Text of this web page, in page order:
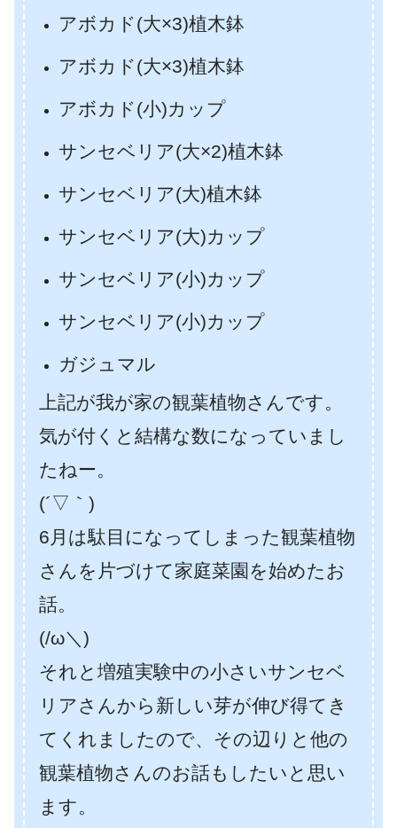
アボカド(大×3)植木鉢
アボカド(大×3)植木鉢
アボカド(小)カップ
サンセベリア(大×2)植木鉢
サンセベリア(大)植木鉢
サンセベリア(大)カップ
サンセベリア(小)カップ
サンセベリア(小)カップ
ガジュマル
上記が我が家の観葉植物さんです。
気が付くと結構な数になっていまし
たねー。
(´▽｀)
6月は駄目になってしまった観葉植物
さんを片づけて家庭菜園を始めたお
話。
(/ω＼)
それと増殖実験中の小さいサンセベ
リアさんから新しい芽が伸び得てき
てくれましたので、その辺りと他の
観葉植物さんのお話もしたいと思い
ます。